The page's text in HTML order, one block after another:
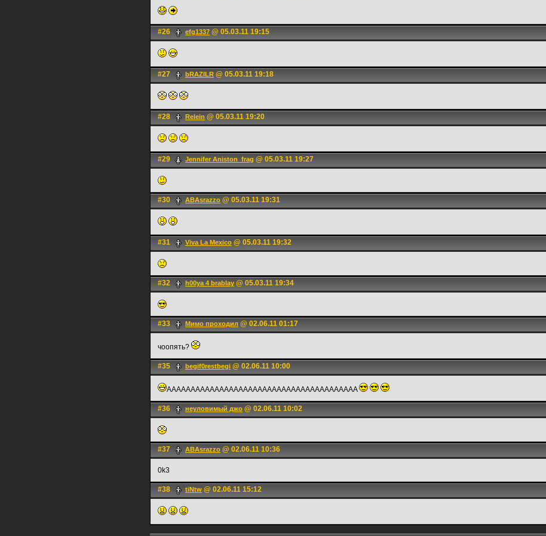
#26 efg1337 @ 05.03.11 19:15
#27 bRAZILR @ 05.03.11 19:18
#28 Relein @ 05.03.11 19:20
#29 Jennifer Aniston_frag @ 05.03.11 19:27
#30 ABAsrazzo @ 05.03.11 19:31
#31 Viva La Mexico @ 05.03.11 19:32
#32 h00ya 4 brablay @ 05.03.11 19:34
#33 Мимо проходил @ 02.06.11 01:17
чоопять?
#35 begif0restbegi @ 02.06.11 10:00
AAAAAAAAAAAAAAAAAAAAAAAAAAAAAAAAAAAAAAAA
#36 неуловимый джо @ 02.06.11 10:02
#37 ABAsrazzo @ 02.06.11 10:36
0k3
#38 tiNtw @ 02.06.11 15:12